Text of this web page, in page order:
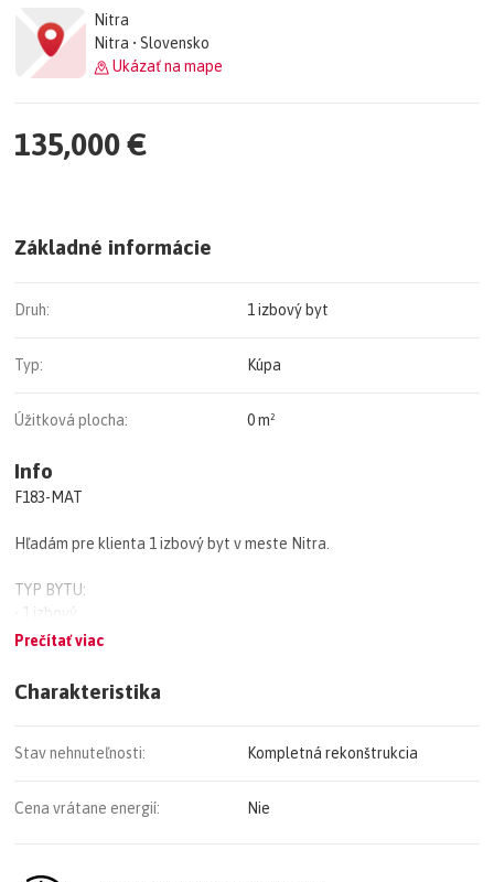
Nitra
Nitra • Slovensko
Ukázať na mape
135,000 €
Základné informácie
Druh: 1 izbový byt
Typ: Kúpa
Úžitková plocha: 0 m²
Info
F183-MAT
Hľadám pre klienta 1 izbový byt v meste Nitra.
TYP BYTU:
• 1 izbový
• lokalita: celá Nitra
zodpovedajúcej nižšej cene)
Prečítať viac
Charakteristika
Stav nehnuteľnosti: Kompletná rekonštrukcia
Cena vrátane energií: Nie